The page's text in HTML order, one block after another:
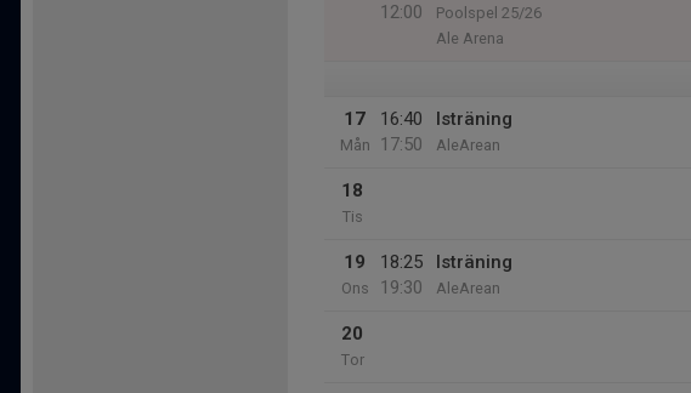
12:00
Poolspel 25/26
Ale Arena
17
Mån
16:40
17:50
Isträning
AleArean
18
Tis
19
Ons
18:25
19:30
Isträning
AleArean
20
Tor